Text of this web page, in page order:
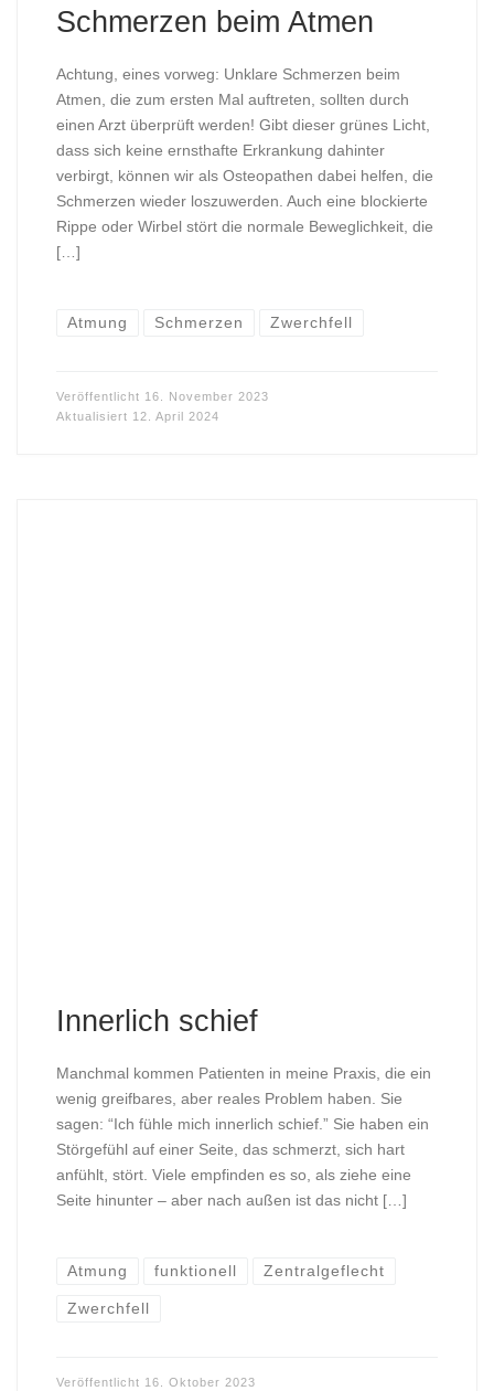
Schmerzen beim Atmen
Achtung, eines vorweg: Unklare Schmerzen beim
Atmen, die zum ersten Mal auftreten, sollten durch
einen Arzt überprüft werden! Gibt dieser grünes Licht,
dass sich keine ernsthafte Erkrankung dahinter
verbirgt, können wir als Osteopathen dabei helfen, die
Schmerzen wieder loszuwerden. Auch eine blockierte
Rippe oder Wirbel stört die normale Beweglichkeit, die
[…]
Atmung Schmerzen Zwerchfell
Veröffentlicht 16. November 2023
Aktualisiert 12. April 2024
Innerlich schief
Manchmal kommen Patienten in meine Praxis, die ein
wenig greifbares, aber reales Problem haben. Sie
sagen: “Ich fühle mich innerlich schief.” Sie haben ein
Störgefühl auf einer Seite, das schmerzt, sich hart
anfühlt, stört. Viele empfinden es so, als ziehe eine
Seite hinunter – aber nach außen ist das nicht […]
Atmung funktionell Zentralgeflecht
Zwerchfell
Veröffentlicht 16. Oktober 2023